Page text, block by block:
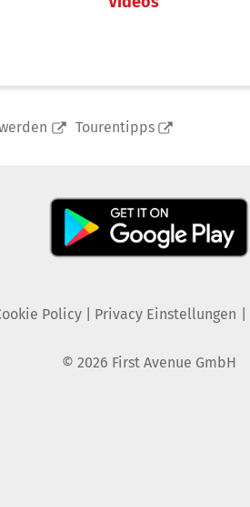
Tourentipps
Policy| Privacy Einstellungen
© 2026 First Avenue GmbH